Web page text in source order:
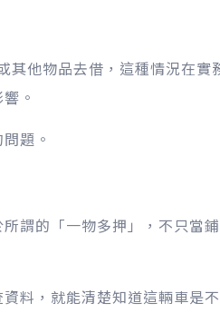
他物品去借，這種情況在實
。
題。
謂的「一物多押」，不只當
料，就能清楚知道這輛車是